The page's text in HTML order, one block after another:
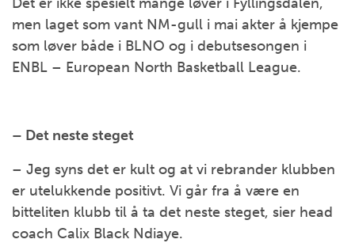
men laget som vant NM-gull i mai akter å kjempe
som løver både i BLNO og i debutsesongen i
ENBL – European North Basketball League.
– Det neste steget
– Jeg syns det er kult og at vi rebrander klubben
er utelukkende positivt. Vi går fra å være en
bitteliten klubb til å ta det neste steget, sier head
coach Calix Black Ndiaye.